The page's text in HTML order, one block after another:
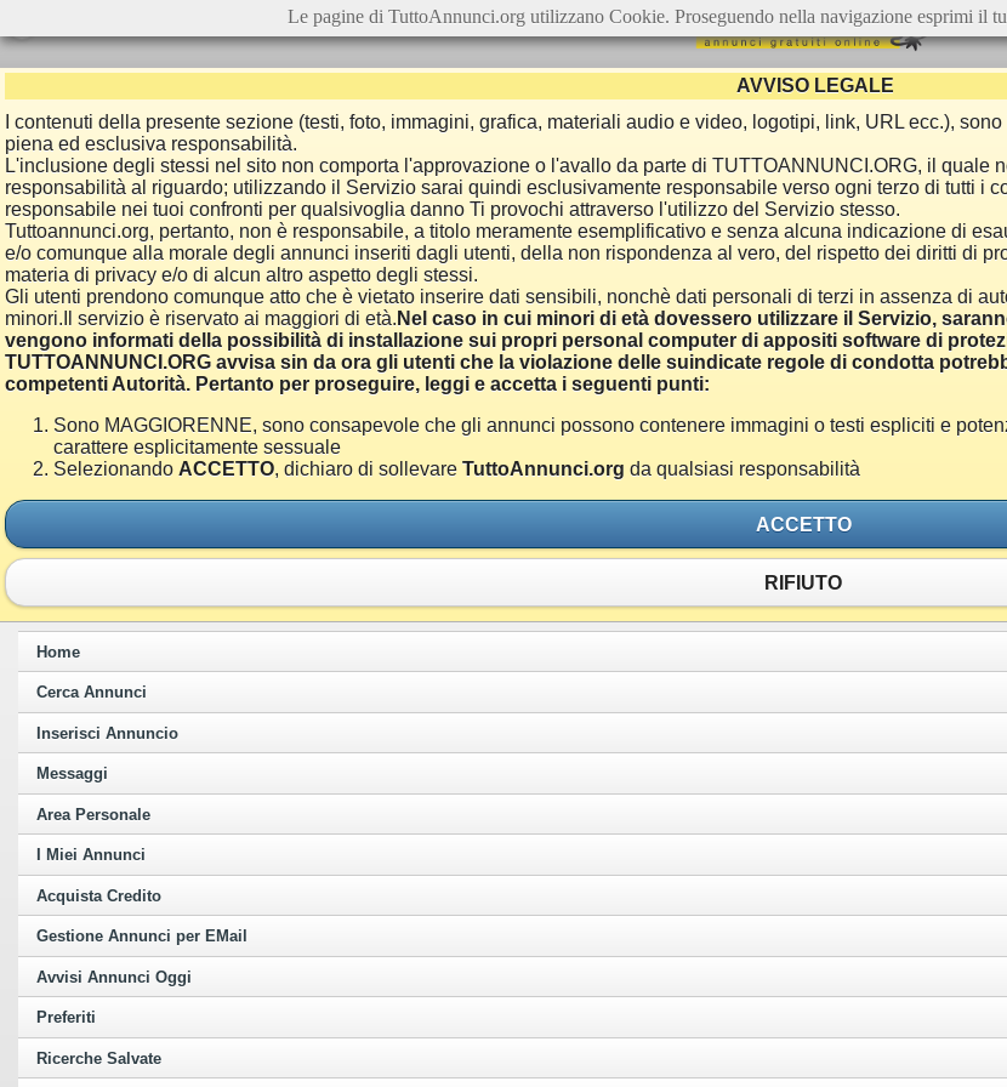
AVVISO LEGALE
I contenuti della presente sezione (testi, foto, immagini, grafica, materiali audio e video, logotipi, link, URL ecc.),
piena ed esclusiva responsabilità.
L'inclusione degli stessi nel sito non comporta l'approvazione o l'avallo da parte di TUTTOANNUNCI.ORG, il quale
responsabilità al riguardo; utilizzando il Servizio sarai quindi esclusivamente responsabile verso ogni terzo di tutti i
responsabile nei tuoi confronti per qualsivoglia danno Ti provochi attraverso l'utilizzo del Servizio stesso.
Tuttoannunci.org, pertanto, non è responsabile, a titolo meramente esemplificativo e senza alcuna indicazione di
e/o comunque alla morale degli annunci inseriti dagli utenti, della non rispondenza al vero, del rispetto dei diritti di
materia di privacy e/o di alcun altro aspetto degli stessi.
Gli utenti prendono comunque atto che è vietato inserire dati sensibili, nonchè dati personali di terzi in assenza di
minori.Il servizio è riservato ai maggiori di età. Nel caso in cui minori di età dovessero utilizzare il Servizio,
vengono informati della possibilità di installazione sui propri personal computer di appositi software di
TUTTOANNUNCI.ORG avvisa sin da ora gli utenti che la violazione delle suindicate regole di condotta
competenti Autorità. Pertanto per proseguire, leggi e accetta i seguenti punti:
Sono MAGGIORENNE, sono consapevole che gli annunci possono contenere immagini o testi espliciti e
carattere esplicitamente sessuale
Selezionando ACCETTO, dichiaro di sollevare TuttoAnnunci.org da qualsiasi responsabilità
ACCETTO
RIFIUTO
Home
Cerca Annunci
Inserisci Annuncio
Messaggi
Area Personale
I Miei Annunci
Acquista Credito
Gestione Annunci per EMail
Avvisi Annunci Oggi
Preferiti
Ricerche Salvate
Le pagine di TuttoAnnunci.org utilizzano Cookie. Proseguendo nella navigazione esprimi il